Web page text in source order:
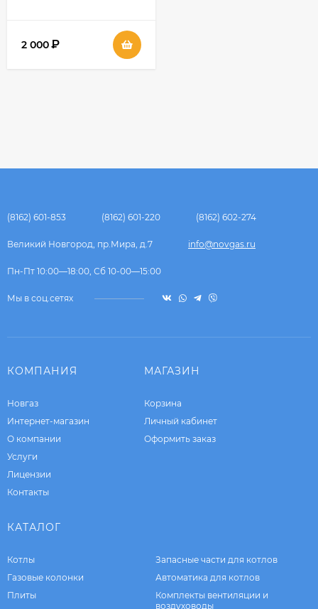
2 000₽
(8162) 601-853 (8162) 601-220 (8162) 602-274
Великий Новгород, пр.Мира, д.7 info@novgas.ru
Пн-Пт 10:00—18:00, Сб 10-00—15:00
Мы в соц.сетях
КОМПАНИЯ
Новгаз
Интернет-магазин
О компании
Услуги
Лицензии
Контакты
МАГАЗИН
Корзина
Личный кабинет
Оформить заказ
КАТАЛОГ
Котлы
Газовые колонки
Плиты
Запасные части для котлов
Автоматика для котлов
Комплекты вентиляции и
воздуховоды